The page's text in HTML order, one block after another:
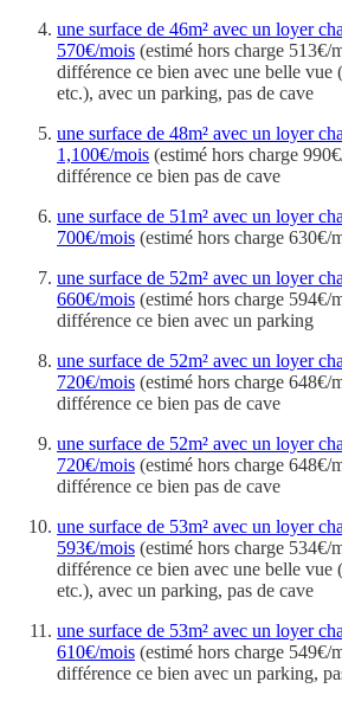
une surface de 46m² avec un loyer
570€/mois (estimé hors charge 513€/
différence ce bien avec une belle vue
etc.), avec un parking, pas de cave
une surface de 48m² avec un loyer
1,100€/mois (estimé hors charge
différence ce bien pas de cave
une surface de 51m² avec un loyer
700€/mois (estimé hors charge 630€/
une surface de 52m² avec un loyer
660€/mois (estimé hors charge 594€/
différence ce bien avec un parking
une surface de 52m² avec un loyer
720€/mois (estimé hors charge 648€/
différence ce bien pas de cave
une surface de 52m² avec un loyer
720€/mois (estimé hors charge 648€/
différence ce bien pas de cave
une surface de 53m² avec un loyer
593€/mois (estimé hors charge 534€/
différence ce bien avec une belle vue
etc.), avec un parking, pas de cave
une surface de 53m² avec un loyer
610€/mois (estimé hors charge 549€/
différence ce bien avec un parking,